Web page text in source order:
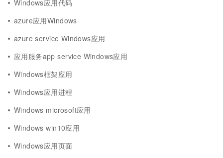
Windows应用代码
azure应用Windows
azure service Windows应用
应用服务app service Windows应用
Windows框架应用
Windows应用进程
Windows microsoft应用
Windows win10应用
Windows应用页面